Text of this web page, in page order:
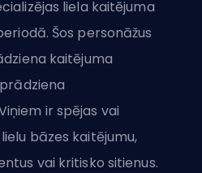
liela kaitējuma
Šos personāžus
kaitējuma
ir spējas vai
bāzes kaitējumu,
vai kritisko sitienus.